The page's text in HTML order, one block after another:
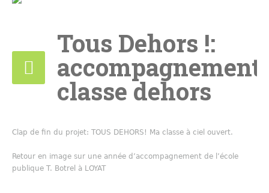
Tous Dehors !:
accompagnement
classe dehors
Clap de fin du projet: TOUS DEHORS! Ma classe à ciel ouvert.
Retour en image sur une année d’accompagnement de l’école
publique T. Botrel à LOYAT